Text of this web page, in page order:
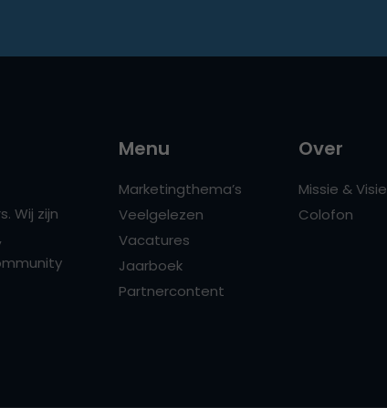
Wij zijn
Menu
Marketingthema’s
Veelgelezen
Vacatures
Jaarboek
Partnercontent
Over
Missie & Visie
Colofon